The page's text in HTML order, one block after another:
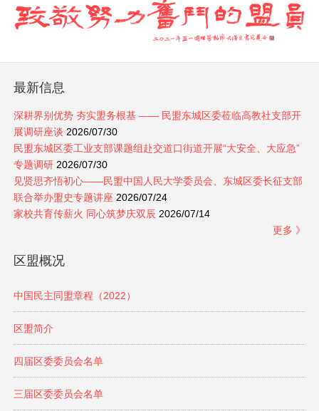
最新信息
深耕界别优势 夯实盟务根基 —— 民盟东城区委莅临高教社支部开
展调研座谈 2026/07/30
民盟东城区委工业支部课题组赴交道口街道开展“大安全、大应急”
专题调研2026/07/30
见贤思齐悟初心——民盟中国人民大学委员会、东城区委长征支部
联合举办盟史专题讲座 2026/07/24
家校共育传薪火 同心筑梦庆双辰 2026/07/14
更多 》
区盟概况
中国民主同盟章程（2022）
区盟简介
四届区委委员会名单
三届区委委员会名单